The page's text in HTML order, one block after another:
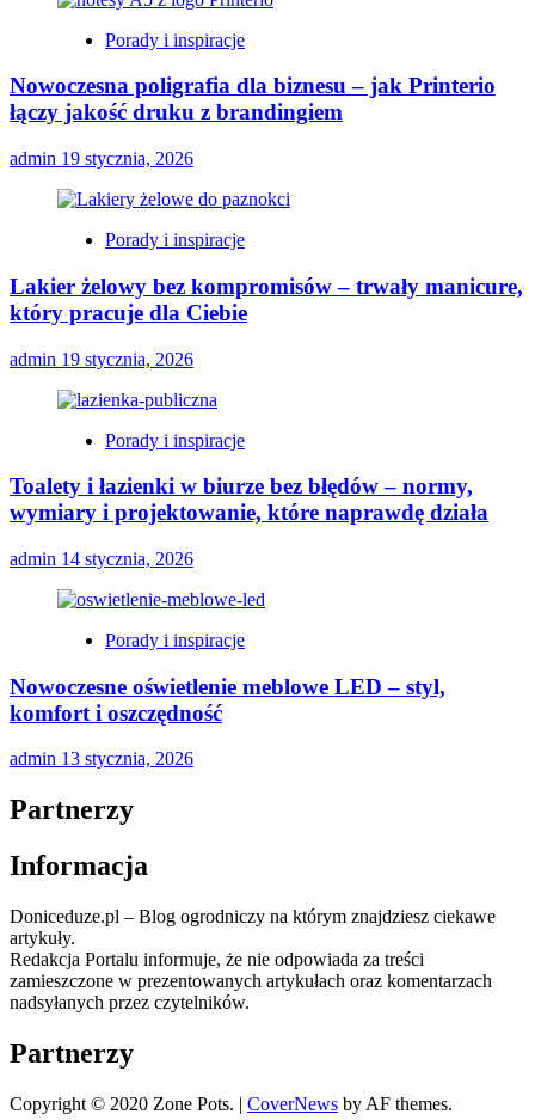
Porady i inspiracje
Nowoczesna poligrafia dla biznesu – jak Printerio
łączy jakość druku z brandingiem
admin 19 stycznia, 2026
Porady i inspiracje
Lakier żelowy bez kompromisów – trwały manicure,
który pracuje dla Ciebie
admin 19 stycznia, 2026
Porady i inspiracje
Toalety i łazienki w biurze bez błędów – normy,
wymiary i projektowanie, które naprawdę działa
admin 14 stycznia, 2026
Porady i inspiracje
Nowoczesne oświetlenie meblowe LED – styl,
komfort i oszczędność
admin 13 stycznia, 2026
Partnerzy
Informacja
Doniceduze.pl – Blog ogrodniczy na którym znajdziesz ciekawe
artykuły.
Redakcja Portalu informuje, że nie odpowiada za treści
zamieszczone w prezentowanych artykułach oraz komentarzach
nadsyłanych przez czytelników.
Partnerzy
Copyright © 2020 Zone Pots. | CoverNews by AF themes.